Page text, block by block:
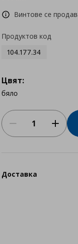
Винтове се
Продуктов код
104.177.34
Цвят:
бяло
Доставка